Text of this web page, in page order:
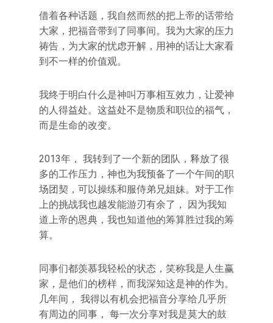
借着各种话题，我自然而然的把上帝的话带给
大家，把福音带到了同事间。我为大家的压力
祷告，为大家的忧虑开解，用神的话让大家看
到不一样的价值观。
我终于明白什么是神叫万事相互效力，让爱神
的人得益处。这益处不是物质和职位的福气，
而是生命的改变。
2013年， 我转到了一个新的团队，释放了很
多的工作压力，神也为我预备了一个午间的职
场团契，可以操练和服侍弟兄姐妹。对于工作
上的挑战我也越发能游刃有余了， 因为我知
道上帝的恩典，我也知道他的筹算胜过我的筹
算。
同事们都羡慕我轻松的状态，笑称我是人生赢
家，是他们的榜样，而我深知这是神的作为。
几年间， 我得以有机会把福音分享给几乎所
有周边的同事， 每一次分享对我是莫大的鼓